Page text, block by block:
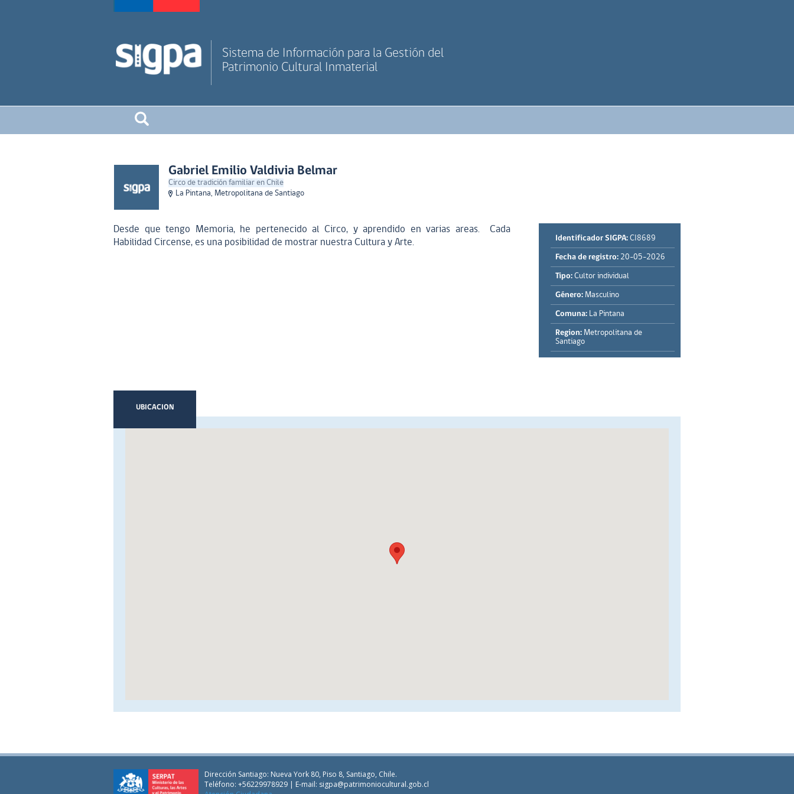
Sistema de Información para la Gestión del
Patrimonio Cultural Inmaterial
Gabriel Emilio Valdivia Belmar
Circo de tradición familiar en Chile
La Pintana, Metropolitana de Santiago
Desde que tengo Memoria, he pertenecido al Circo, y aprendido en varias areas. Cada
Habilidad Circense, es una posibilidad de mostrar nuestra Cultura y Arte.
Identificador SIGPA: CI8689
Fecha de registro: 20-05-2026
Tipo: Cultor individual
Género: Masculino
Comuna: La Pintana
Region: Metropolitana de
Santiago
UBICACION
Dirección Santiago: Nueva York 80, Piso 8, Santiago, Chile.
Teléfono: +56229978929 | E-mail: sigpa@patrimoniocultural.gob.cl